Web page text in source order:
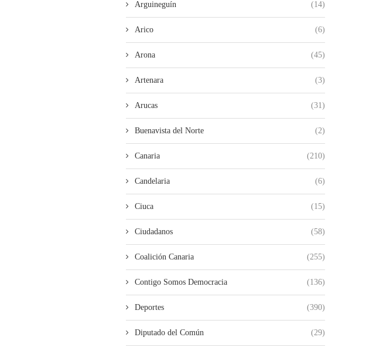
Arguineguín (14)
Arico (6)
Arona (45)
Artenara (3)
Arucas (31)
Buenavista del Norte (2)
Canaria (210)
Candelaria (6)
Ciuca (15)
Ciudadanos (58)
Coalición Canaria (255)
Contigo Somos Democracia (136)
Deportes (390)
Diputado del Común (29)